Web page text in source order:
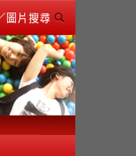
圖片搜尋